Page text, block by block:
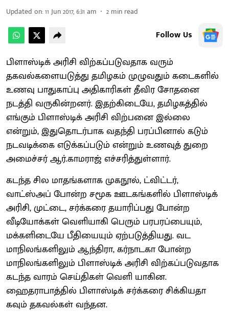
Updated on:11 Jun 2017, 6:31 am 2 min read
Follow Us
பிளாஸ்டிக் அரிசி விற்கப்படுவதாக வரும்
தகவல்களையடுத்து தமிழகம் முழுவதும் கடைகளில்
உணவு பாதுகாப்பு அதிகாரிகள் தீவிர சோதனை
நடத்தி வருகின்றனர். இதற்கிடையே, தமிழகத்தில்
எங்கும் பிளாஸ்டிக் அரிசி விற்பனை இல்லை
என்றும், இதுதொடர்பாக வதந்தி பரப்பினால் கடும்
நடவடிக்கை எடுக்கப்படும் என்றும் உணவுத் துறை
அமைச்சர் ஆர்.காமராஜ் எச்சரித்துள்ளார்.
கடந்த சில மாதங்களாக முகநூல், ட்விட்டர்,
வாட்ஸ்அப் போன்ற சமூக ஊடகங்களில் பிளாஸ்டிக்
அரிசி, முட்டை, சர்க்கரை தயாரிப்பது போன்ற
வீடியோக்கள் வெளியாகி பெரும் பரபரப்பையும்,
மக்களிடையே பீதியையும் ஏற்படுத்தியது. வட
மாநிலங்களிலும் ஆந்திரா, கர்நாடகா போன்ற
மாநிலங்களிலும் பிளாஸ்டிக் அரிசி விற்கப்படுவதாக
கடந்த வாரம் செய்திகள் வெளி யாகின.
ஹைதராபாத்தில் பிளாஸ்டிக் சர்க்கரை சிக்கியதா
கவும் தகவல்கள் வந்தன.